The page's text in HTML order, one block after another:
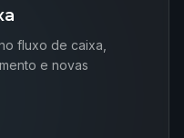
fluxo de caixa,
e novas